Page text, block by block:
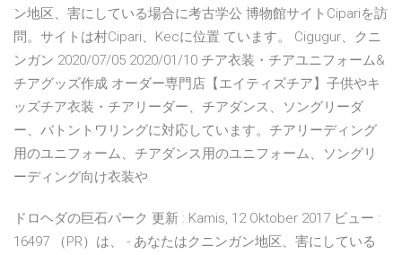
ン地区、害にしている場合に考古学公 博物館サイトCipariを訪
問。サイトは村Cipari、Kecに位置 ています。 Cigugur、クニ
ンガン 2020/07/05 2020/01/10 チア衣装・チアユニフォーム&
チアグッズ作成 オーダー専門店【エイティズチア】子供やキ
ッズチア衣装・チアリーダー、チアダンス、ソングリーダ
ー、バトントワリングに対応しています。チアリーディング
用のユニフォーム、チアダンス用のユニフォーム、ソングリ
ーディング向け衣装や
ドロヘダの巨石パーク 更新 : Kamis, 12 Oktober 2017 ビュー :
16497 （PR）は、 - あなたはクニンガン地区、害にしている